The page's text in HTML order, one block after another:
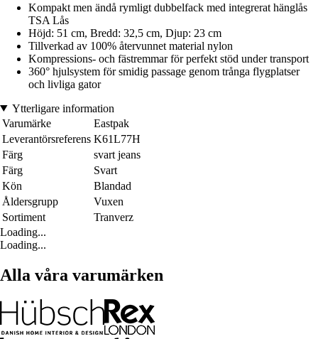
Kompakt men ändå rymligt dubbelfack med integrerat hänglås
TSA Lås
Höjd: 51 cm, Bredd: 32,5 cm, Djup: 23 cm
Tillverkad av 100% återvunnet material nylon
Kompressions- och fästremmar för perfekt stöd under transport
360° hjulsystem för smidig passage genom trånga flygplatser
och livliga gator
Ytterligare information
Varumärke
Eastpak
Leverantörsreferens K61L77H
Färg
svart jeans
Färg
Svart
Kön
Blandad
Åldersgrupp
Vuxen
Sortiment
Tranverz
Loading...
Loading...
Alla våra varumärken